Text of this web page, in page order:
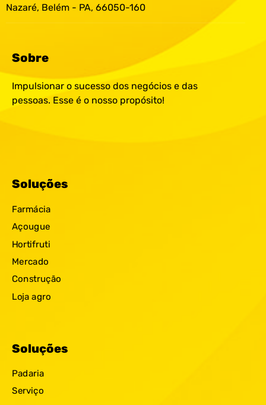
Nazaré, Belém - PA, 66050-160
Sobre
Impulsionar o sucesso dos negócios e das
pessoas. Esse é o nosso propósito!
Soluções
Farmácia
Açougue
Hortifruti
Mercado
Construção
Loja agro
Soluções
Padaria
Serviço